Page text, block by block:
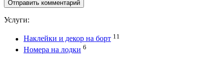
Услуги:
Наклейки и декор на борт 11
Номера на лодки 6